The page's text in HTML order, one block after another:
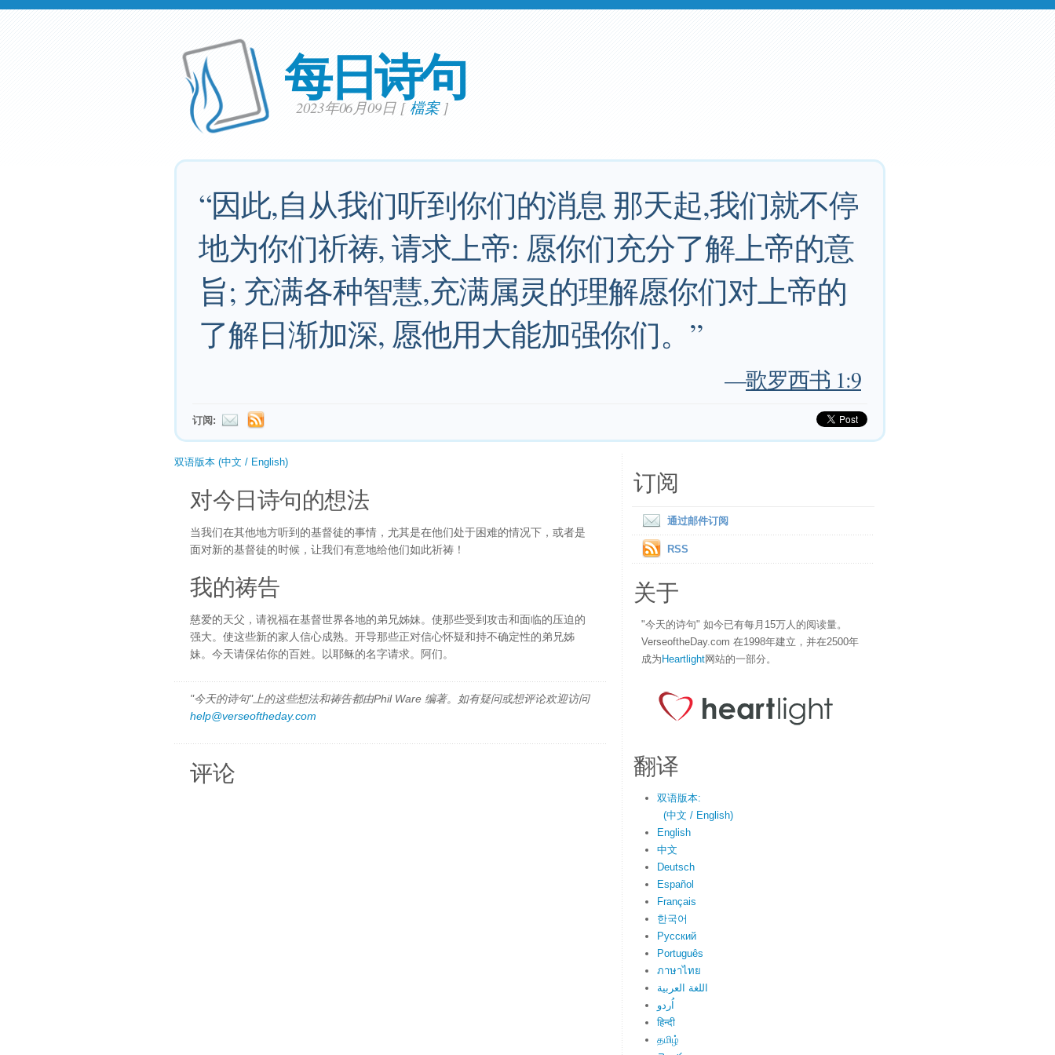
每日诗句
2023年06月09日 [檔案]
“因此,自从我们听到你们的消息 那天起,我们就不停
地为你们祈祷, 请求上帝: 愿你们充分了解上帝的意
旨; 充满各种智慧,充满属灵的理解愿你们对上帝的
了解日渐加深, 愿他用大能加强你们。”
—歌罗西书 1:9
订阅:
双语版本 (中文 / English)
对今日诗句的想法
当我们在其他地方听到的基督徒的事情，尤其是在他们处于困难的情况下，或者是
面对新的基督徒的时候，让我们有意地给他们如此祈祷！
我的祷告
慈爱的天父，请祝福在基督世界各地的弟兄姊妹。使那些受到攻击和面临的压迫的
强大。使这些新的家人信心成熟。开导那些正对信心怀疑和持不确定性的弟兄姊
妹。今天请保佑你的百姓。以耶稣的名字请求。阿们。
"今天的诗句"上的这些想法和祷告都由Phil Ware 编著。如有疑问或想评论欢迎访问
help@verseoftheday.com
评论
订阅
通过邮件订阅
RSS
关于
"今天的诗句" 如今已有每月15万人的阅读量。
VerseoftheDay.com 在1998年建立，并在2500年
成为 Heartlight网站的一部分。
翻译
双语版本:
(中文 / English)
English
中文
Deutsch
Español
Français
한국어
Русский
Português
ภาษาไทย
اللغة العربية
اُردو
हिन्दी
தமிழ்